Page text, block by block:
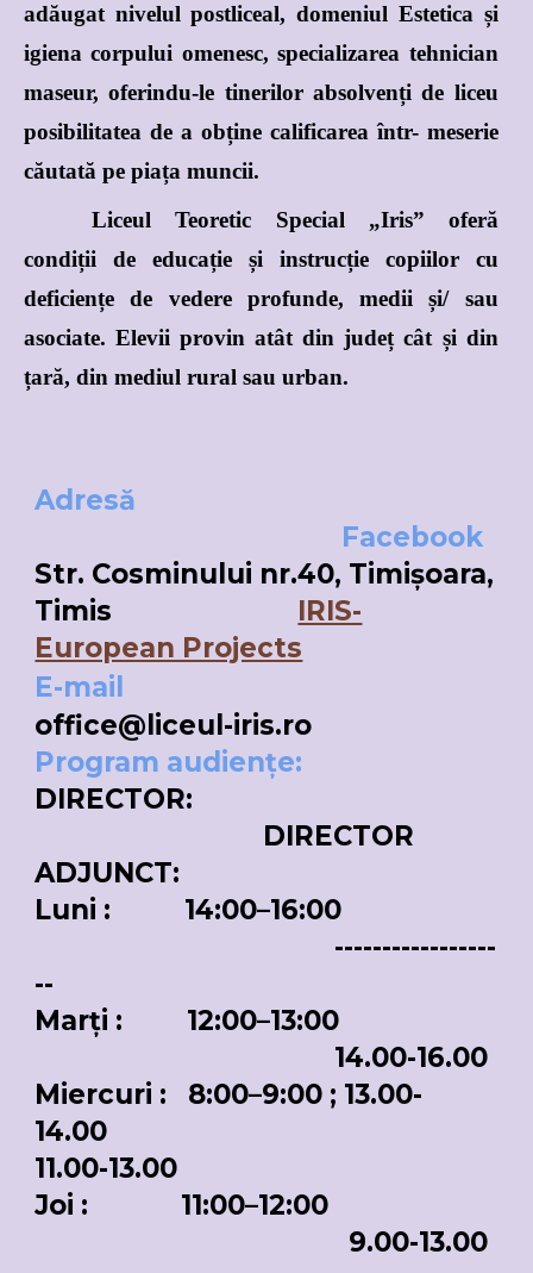
adăugat nivelul postliceal, domeniul Estetica și
igiena corpului omenesc, specializarea tehnician
maseur, oferindu-le tinerilor absolvenți de liceu
posibilitatea de a obține calificarea într- meserie
căutată pe piața muncii.
Liceul Teoretic Special „Iris” oferă
condiții de educație și instrucție copiilor cu
deficiențe de vedere profunde, medii și/ sau
asociate. Elevii provin atât din județ cât și din
țară, din mediul rural sau urban.
Adresă
Facebook
Str. Cosminului nr.40, Timișoara,
Timis IRIS-
European Projects
E-mail
office@liceul-iris.ro
Program audiențe:
DIRECTOR:
DIRECTOR
ADJUNCT:
Luni :
14:00–16:00
-----------------
--
Marți : 12:00–13:00
14.00-16.00
Miercuri : 8:00–9:00 ; 13.00-
14.00
11.00-13.00
Joi : 11:00–12:00
9.00-13.00